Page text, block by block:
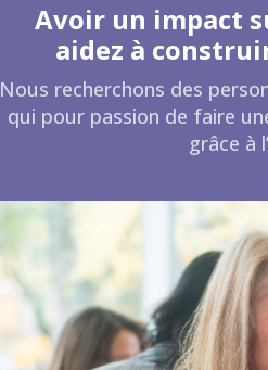
Avoir un impact
aidez à
Nous recherchons des
qui pour passion de faire
grâce à